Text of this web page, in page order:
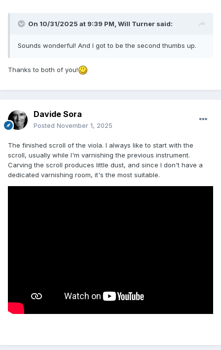
On 10/31/2025 at 9:39 PM, Will Turner said:
Sounds wonderful! And I got to be the second thumbs up.
Thanks to both of you!
Davide Sora
Posted November 1, 2025
The finished scroll of the viola. I always like to start with the
scroll, usually while I'm varnishing the previous instrument.
Carving the scroll produces little dust, and since I don't have a
dedicated varnishing room, it's the most suitable.